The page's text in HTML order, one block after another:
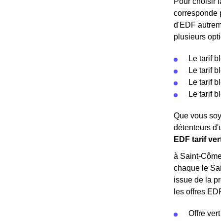
corresponde
d'EDF
plusieurs
Le tarif
Le tarif
Le tarif
Le tarif
Que vous
détenteurs
EDF tarif
à Saint-
chaque le
issue de la
les offres
Offre